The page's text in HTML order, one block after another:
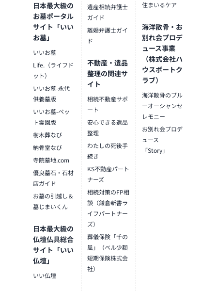
日本最大級の
お墓ポータル
サイト「いい
お墓」
いいお墓
Life.（ライフド
ット）
いいお墓-永代
供養墓版
いいお墓-ペッ
ト霊園版
樹木葬なび
納骨堂なび
寺院墓地.com
優良墓石・石材
店ガイド
お墓の引越し＆
墓じまいくん
日本最大級の
仏壇仏具総合
サイト「いい
仏壇」
いい仏壇
遺産相続弁護士
ガイド
離婚弁護士ガイ
ド
不動産・遺品
整理の関連サ
イト
相続不動産サポ
ート
安心できる遺品
整理
わたしの死後手
続き
KS不動産パート
ナーズ
相続対策のFP相
談（鎌倉新書ラ
イフパートナー
ズ）
葬儀保険「千の
風」（ベル少額
短期保険株式会
社）
住まいるケア
海洋散骨・お
別れ会プロデ
ュース事業
（株式会社ハ
ウスボートク
ラブ）
海洋散骨のブル
ーオーシャンセ
レモニー
お別れ会プロデ
ュース
「Story」